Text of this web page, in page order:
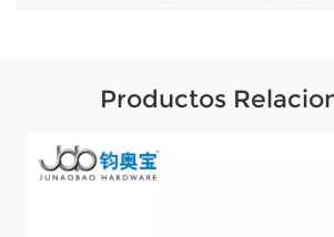
Productos